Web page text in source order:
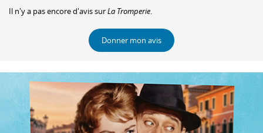
Il n'y a pas encore d'avis surLa Tromperie
Donner mon avis